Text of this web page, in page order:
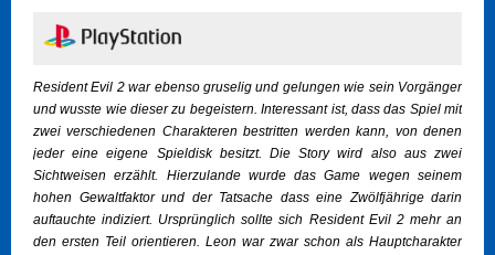
Resident Evil 2 war ebenso gruselig und gelungen wie sein Vorgänger
und wusste wie dieser zu begeistern. Interessant ist, dass das Spiel mit
zwei verschiedenen Charakteren bestritten werden kann, von denen
jeder eine eigene Spieldisk besitzt. Die Story wird also aus zwei
Sichtweisen erzählt. Hierzulande wurde das Game wegen seinem
hohen Gewaltfaktor und der Tatsache dass eine Zwölfjährige darin
auftauchte indiziert. Ursprünglich sollte sich Resident Evil 2 mehr an
den ersten Teil orientieren. Leon war zwar schon als Hauptcharakter